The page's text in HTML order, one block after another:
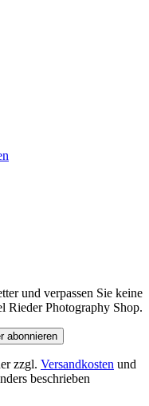
und verpassen Sie keine
Rieder Photography Shop.
abonnieren
zzgl. Versandkosten und
beschrieben